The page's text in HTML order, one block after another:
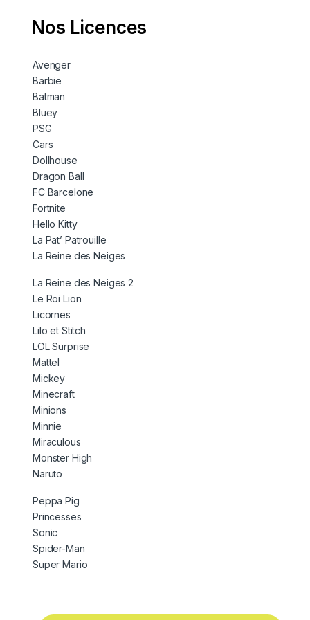
Nos Licences
Avenger
Barbie
Batman
Bluey
PSG
Cars
Dollhouse
Dragon Ball
FC Barcelone
Fortnite
Hello Kitty
La Pat’ Patrouille
La Reine des Neiges
La Reine des Neiges 2
Le Roi Lion
Licornes
Lilo et Stitch
LOL Surprise
Mattel
Mickey
Minecraft
Minions
Minnie
Miraculous
Monster High
Naruto
Peppa Pig
Princesses
Sonic
Spider-Man
Super Mario